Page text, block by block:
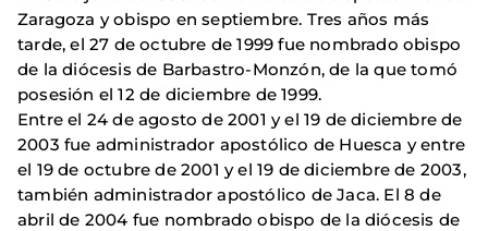
Zaragoza y obispo en septiembre. Tres años más
tarde, el 27 de octubre de 1999 fue nombrado obispo
de la diócesis de Barbastro-Monzón, de la que tomó
posesión el 12 de diciembre de 1999.
Entre el 24 de agosto de 2001 y el 19 de diciembre de
2003 fue administrador apostólico de Huesca y entre
el 19 de octubre de 2001 y el 19 de diciembre de 2003,
también administrador apostólico de Jaca. El 8 de
abril de 2004 fue nombrado obispo de la diócesis de